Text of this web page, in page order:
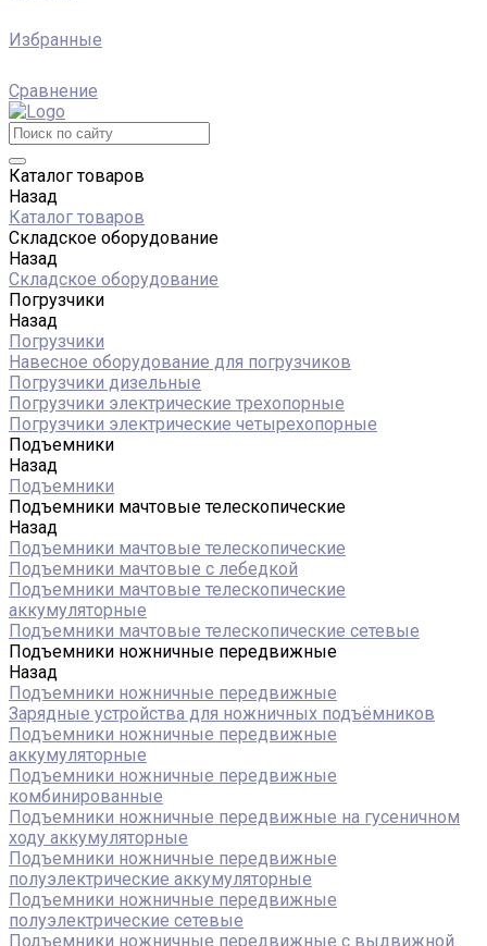
Избранные
Сравнение
Каталог товаров
Назад
Каталог товаров
Складское оборудование
Назад
Складское оборудование
Погрузчики
Назад
Погрузчики
Навесное оборудование для погрузчиков
Погрузчики дизельные
Погрузчики электрические трехопорные
Погрузчики электрические четырехопорные
Подъемники
Назад
Подъемники
Подъемники мачтовые телескопические
Назад
Подъемники мачтовые телескопические
Подъемники мачтовые с лебедкой
Подъемники мачтовые телескопические
аккумуляторные
Подъемники мачтовые телескопические сетевые
Подъемники ножничные передвижные
Назад
Подъемники ножничные передвижные
Зарядные устройства для ножничных подъёмников
Подъемники ножничные передвижные
аккумуляторные
Подъемники ножничные передвижные
комбинированные
Подъемники ножничные передвижные на гусеничном
ходу аккумуляторные
Подъемники ножничные передвижные
полуэлектрические аккумуляторные
Подъемники ножничные передвижные
полуэлектрические сетевые
Подъемники ножничные передвижные с выдвижной